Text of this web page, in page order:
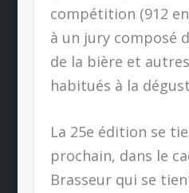
compétition (912
à un jury composé
de la bière et
habitués à la
La 25e édition se
prochain, dans le
Brasseur qui se